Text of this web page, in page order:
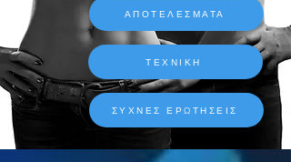
ΑΠΟΤΕΛΕΣΜΑΤΑ
ΤΕΧΝΙΚΗ
ΣΥΧΝΕΣ ΕΡΩΤΗΣΕΙΣ